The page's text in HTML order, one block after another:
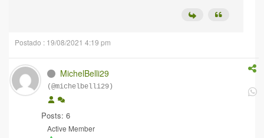
Postado : 19/08/2021 4:19 pm
MichelBelli29
(@michelbelli29)
Posts: 6
Active Member